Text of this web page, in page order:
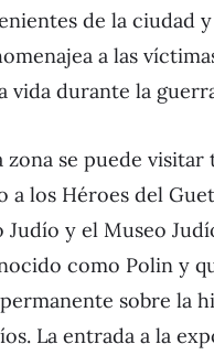
de la ciudad
a las
vida durante la
zona se puede visitar
a los Héroes del
y el Museo
como Polin y
sobre la
La entrada a la